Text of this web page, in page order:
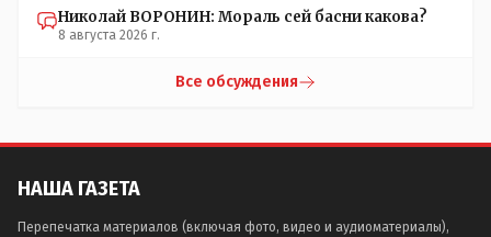
Николай ВОРОНИН: Мораль сей басни какова?
8 августа 2026 г.
Все обсуждения
НАША ГАЗЕТА
Перепечатка материалов (включая фото, видео и аудиоматериалы),